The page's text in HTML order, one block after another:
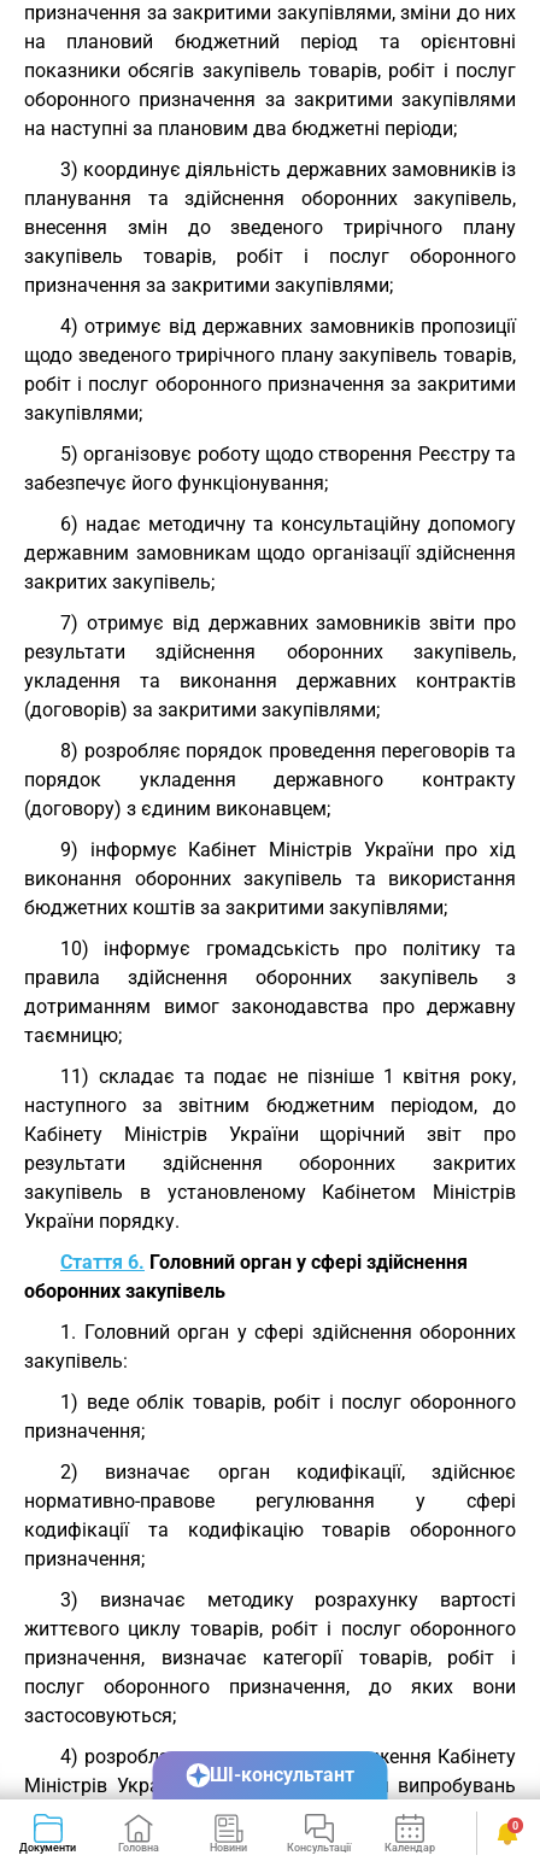
призначення за закритими закупівлями, зміни до них
на плановий бюджетний період та орієнтовні
показники обсягів закупівель товарів, робіт і послуг
оборонного призначення за закритими закупівлями
на наступні за плановим два бюджетні періоди;
3) координує діяльність державних замовників із
планування та здійснення оборонних закупівель,
внесення змін до зведеного трирічного плану
закупівель товарів, робіт і послуг оборонного
призначення за закритими закупівлями;
4) отримує від державних замовників пропозиції
щодо зведеного трирічного плану закупівель товарів,
робіт і послуг оборонного призначення за закритими
закупівлями;
5) організовує роботу щодо створення Реєстру та
забезпечує його функціонування;
6) надає методичну та консультаційну допомогу
державним замовникам щодо організації здійснення
закритих закупівель;
7) отримує від державних замовників звіти про
результати здійснення оборонних закупівель,
укладення та виконання державних контрактів
(договорів) за закритими закупівлями;
8) розробляє порядок проведення переговорів та
порядок укладення державного контракту
(договору) з єдиним виконавцем;
9) інформує Кабінет Міністрів України про хід
виконання оборонних закупівель та використання
бюджетних коштів за закритими закупівлями;
10) інформує громадськість про політику та
правила здійснення оборонних закупівель з
дотриманням вимог законодавства про державну
таємницю;
11) складає та подає не пізніше 1 квітня року,
наступного за звітним бюджетним періодом, до
Кабінету Міністрів України щорічний звіт про
результати здійснення оборонних закритих
закупівель в установленому Кабінетом Міністрів
України порядку.
Стаття 6. Головний орган у сфері здійснення
оборонних закупівель
1. Головний орган у сфері здійснення оборонних
закупівель:
1) веде облік товарів, робіт і послуг оборонного
призначення;
2) визначає орган кодифікації, здійснює
нормативно-правове регулювання у сфері
кодифікації та кодифікацію товарів оборонного
призначення;
3) визначає методику розрахунку вартості
життєвого циклу товарів, робіт і послуг оборонного
призначення, визначає категорії товарів, робіт і
послуг оборонного призначення, до яких вони
застосовуються;
4) розробляє та подає на затвердження Кабінету
Міністрів України порядок проведення випробувань
зразків озброєнь та військової техніки;
5) розробляє методологію формування потреб на
Документи Головна Новини Консультації Календар Сервіси
0
ШІ-консультант